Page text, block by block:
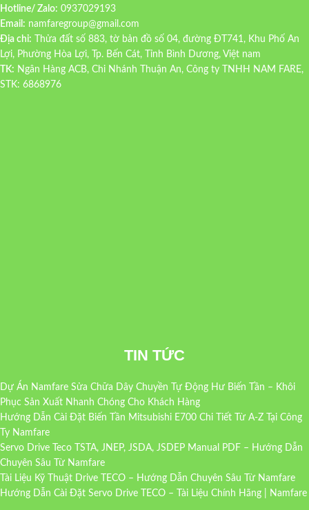
Hotline/ Zalo: 0937029193
Email: namfaregroup@gmail.com
Địa chỉ: Thửa đất số 883, tờ bản đồ số 04, đường ĐT741, Khu Phố An
Lợi, Phường Hòa Lợi, Tp. Bến Cát, Tỉnh Bình Dương, Việt nam
TK: Ngân Hàng ACB, Chi Nhánh Thuận An, Công ty TNHH NAM FARE,
STK: 6868976
TIN TỨC
Dự Án Namfare Sửa Chữa Dây Chuyền Tự Động Hư Biến Tần – Khôi
Phục Sản Xuất Nhanh Chóng Cho Khách Hàng
Hướng Dẫn Cài Đặt Biến Tần Mitsubishi E700 Chi Tiết Từ A-Z Tại Công
Ty Namfare
Servo Drive Teco TSTA, JNEP, JSDA, JSDEP Manual PDF – Hướng Dẫn
Chuyên Sâu Từ Namfare
Tài Liệu Kỹ Thuật Drive TECO – Hướng Dẫn Chuyên Sâu Từ Namfare
Hướng Dẫn Cài Đặt Servo Drive TECO – Tài Liệu Chính Hãng | Namfare